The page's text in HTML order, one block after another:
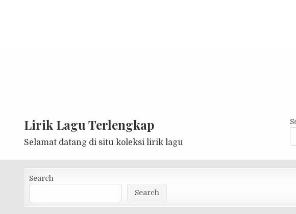
Lirik Lagu Terlengkap
Selamat datang di situ koleksi lirik lagu
Search
Search